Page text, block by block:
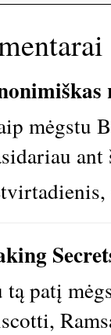
mėgstu
tą patį